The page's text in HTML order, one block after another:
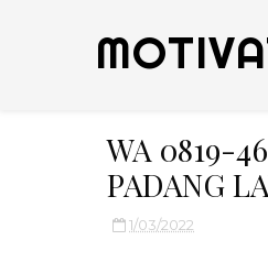
WA 0819-
PADANG
1/03/2022